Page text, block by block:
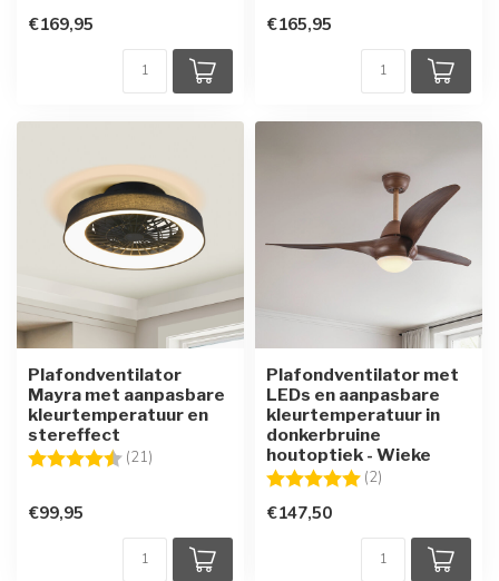
€169,95 €165,95
Plafondventilator
Mayra met aanpasbare
kleurtemperatuur en
stereffect
Beoordeling: (21)
€99,95
Plafondventilator met
LEDs en aanpasbare
kleurtemperatuur in
donkerbruine
houtoptiek - Wieke
Beoordeling: (2)
€147,50